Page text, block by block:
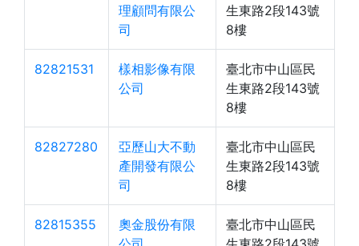
理顧問有限公
司
生東路2段143號
8樓
82821531
樣相影像有限
公司
臺北市中山區民
生東路2段143號
8樓
82827280
亞歷山大不動
產開發有限公
司
臺北市中山區民
生東路2段143號
8樓
82815355
奧金股份有限
臺北市中山區民